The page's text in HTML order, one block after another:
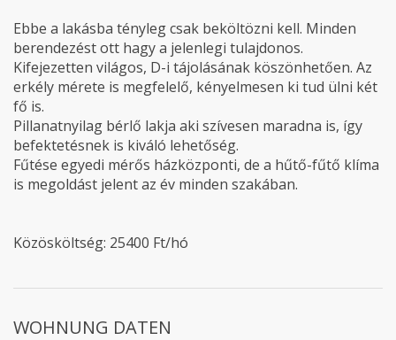
Ebbe a lakásba tényleg csak beköltözni kell. Minden
berendezést ott hagy a jelenlegi tulajdonos.
Kifejezetten világos, D-i tájolásának köszönhetően. Az
erkély mérete is megfelelő, kényelmesen ki tud ülni két
fő is.
Pillanatnyilag bérlő lakja aki szívesen maradna is, így
befektetésnek is kiváló lehetőség.
Fűtése egyedi mérős házközponti, de a hűtő-fűtő klíma
is megoldást jelent az év minden szakában.
Közösköltség: 25400 Ft/hó
WOHNUNG DATEN